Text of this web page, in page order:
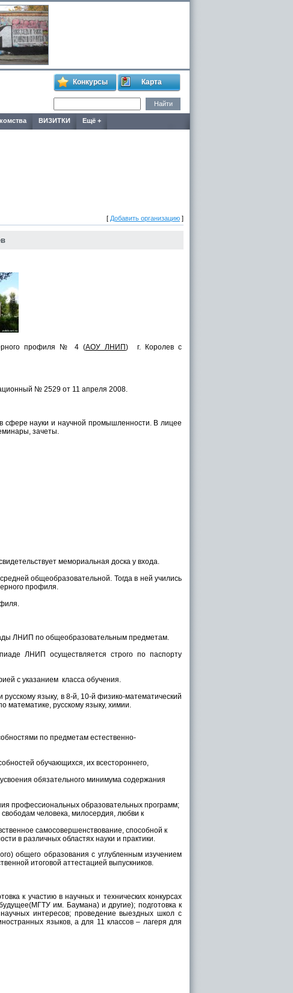
Конкурсы Карта
ВИЗИТКИ Ещё +
[ Добавить организацию ]
профиля № 4 (АОУ ЛНИП) г. Королев с
№ 2529 от 11 апреля 2008.
сфере науки и научной промышленности. В лицее
зачеты.
мемориальная доска у входа.
общеобразовательной. Тогда в ней учились
профиля.
ЛНИП по общеобразовательным предметам.
ЛНИП осуществляется строго по паспорту
с указанием класса обучения.
языку, в 8-й, 10-й физико-математический
математике, русскому языку, химии.
по предметам естественно-
обучающихся, их всестороннего,
обязательного минимума содержания
профессиональных образовательных программ;
человека, милосердия, любви к
самосовершенствование, способной к
в различных областях науки и практики.
общего образования с углубленным изучением
итоговой аттестацией выпускников.
к участию в научных и технических конкурсах
им. Баумана) и другие); подготовка к
интересов; проведение выездных школ с
языков, а для 11 классов – лагеря для